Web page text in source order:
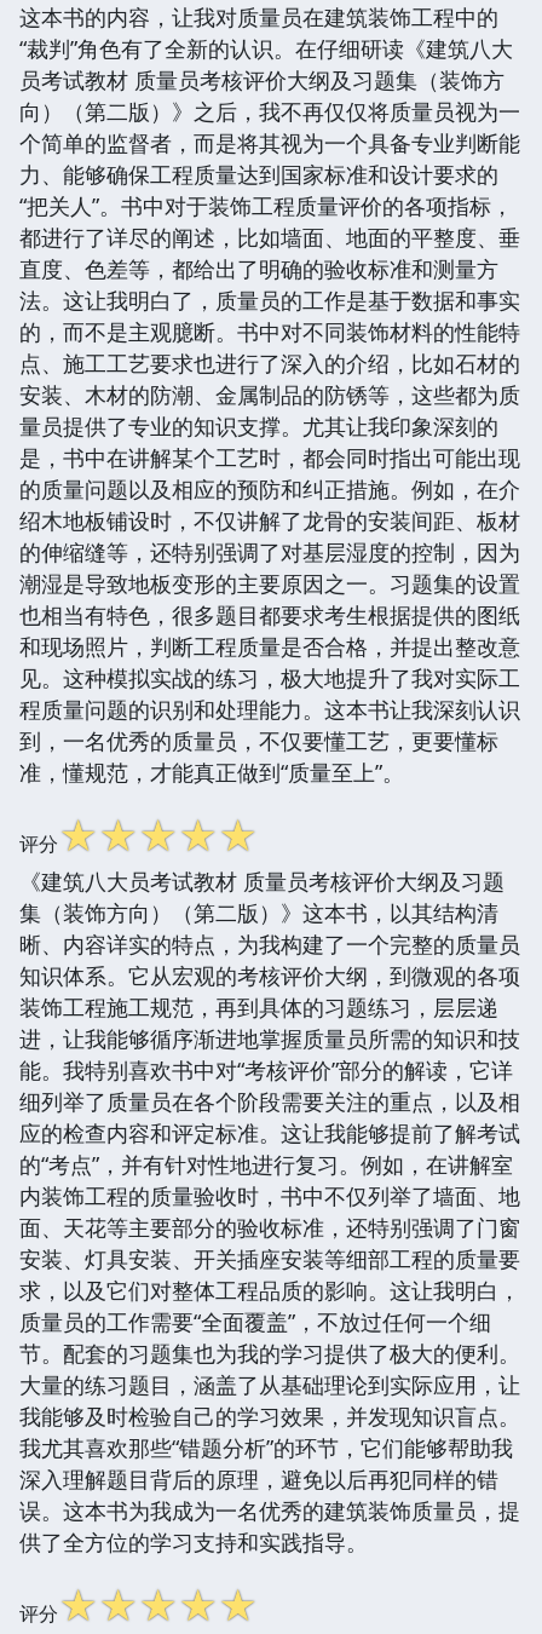
这本书的内容，让我对质量员在建筑装饰工程中的
“裁判”角色有了全新的认识。在仔细研读《建筑八大
员考试教材 质量员考核评价大纲及习题集（装饰方
向）（第二版）》之后，我不再仅仅将质量员视为一
个简单的监督者，而是将其视为一个具备专业判断能
力、能够确保工程质量达到国家标准和设计要求的
“把关人”。书中对于装饰工程质量评价的各项指标，
都进行了详尽的阐述，比如墙面、地面的平整度、垂
直度、色差等，都给出了明确的验收标准和测量方
法。这让我明白了，质量员的工作是基于数据和事实
的，而不是主观臆断。书中对不同装饰材料的性能特
点、施工工艺要求也进行了深入的介绍，比如石材的
安装、木材的防潮、金属制品的防锈等，这些都为质
量员提供了专业的知识支撑。尤其让我印象深刻的
是，书中在讲解某个工艺时，都会同时指出可能出现
的质量问题以及相应的预防和纠正措施。例如，在介
绍木地板铺设时，不仅讲解了龙骨的安装间距、板材
的伸缩缝等，还特别强调了对基层湿度的控制，因为
潮湿是导致地板变形的主要原因之一。习题集的设置
也相当有特色，很多题目都要求考生根据提供的图纸
和现场照片，判断工程质量是否合格，并提出整改意
见。这种模拟实战的练习，极大地提升了我对实际工
程质量问题的识别和处理能力。这本书让我深刻认识
到，一名优秀的质量员，不仅要懂工艺，更要懂标
准，懂规范，才能真正做到“质量至上”。
评分☆☆☆☆☆
《建筑八大员考试教材 质量员考核评价大纲及习题
集（装饰方向）（第二版）》这本书，以其结构清
晰、内容详实的特点，为我构建了一个完整的质量员
知识体系。它从宏观的考核评价大纲，到微观的各项
装饰工程施工规范，再到具体的习题练习，层层递
进，让我能够循序渐进地掌握质量员所需的知识和技
能。我特别喜欢书中对“考核评价”部分的解读，它详
细列举了质量员在各个阶段需要关注的重点，以及相
应的检查内容和评定标准。这让我能够提前了解考试
的“考点”，并有针对性地进行复习。例如，在讲解室
内装饰工程的质量验收时，书中不仅列举了墙面、地
面、天花等主要部分的验收标准，还特别强调了门窗
安装、灯具安装、开关插座安装等细部工程的质量要
求，以及它们对整体工程品质的影响。这让我明白，
质量员的工作需要“全面覆盖”，不放过任何一个细
节。配套的习题集也为我的学习提供了极大的便利。
大量的练习题目，涵盖了从基础理论到实际应用，让
我能够及时检验自己的学习效果，并发现知识盲点。
我尤其喜欢那些“错题分析”的环节，它们能够帮助我
深入理解题目背后的原理，避免以后再犯同样的错
误。这本书为我成为一名优秀的建筑装饰质量员，提
供了全方位的学习支持和实践指导。
评分☆☆☆☆☆